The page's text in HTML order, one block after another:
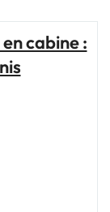
cabine :